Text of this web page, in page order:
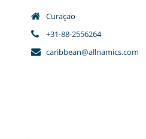
Curaçao
+31-88-2556264
caribbean@allnamics.com